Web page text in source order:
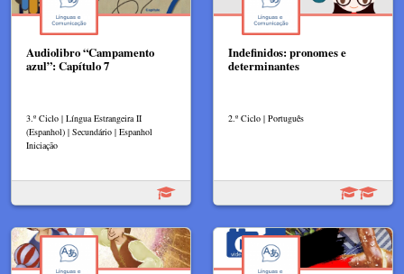
Audiolibro “Campamento
azul”: Capítulo 7
3.º Ciclo | Língua Estrangeira II
(Espanhol) | Secundário | Espanhol
Iniciação
Indefinidos: pronomes e
determinantes
2.º Ciclo | Português